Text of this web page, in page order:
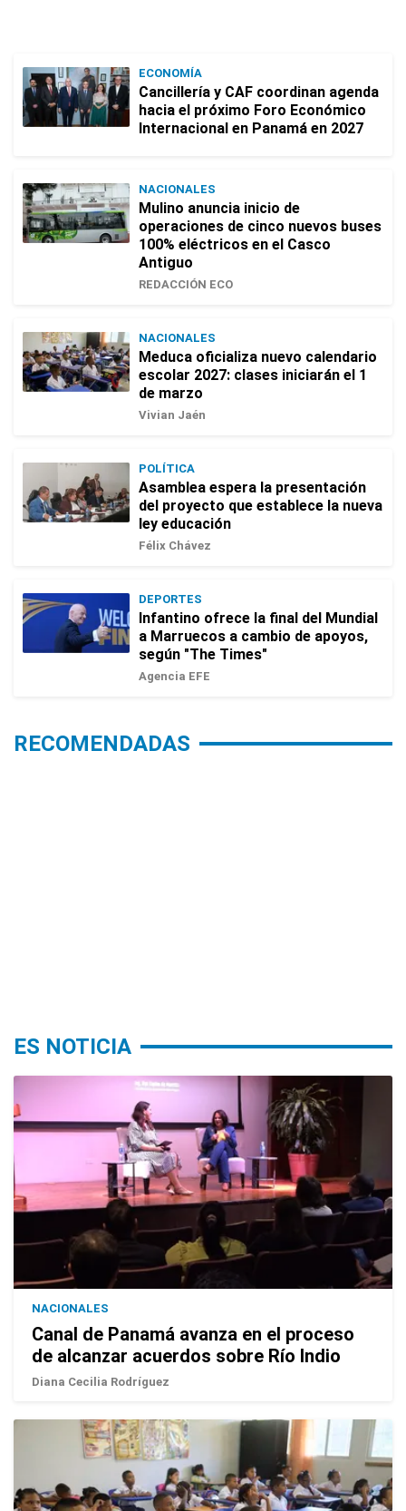
ECONOMÍA
Cancillería y CAF coordinan agenda
hacia el próximo Foro Económico
Internacional en Panamá en 2027
NACIONALES
Mulino anuncia inicio de
operaciones de cinco nuevos buses
100% eléctricos en el Casco
Antiguo
REDACCIÓN ECO
NACIONALES
Meduca oficializa nuevo calendario
escolar 2027: clases iniciarán el 1
de marzo
Vivian Jaén
POLÍTICA
Asamblea espera la presentación
del proyecto que establece la nueva
ley educación
Félix Chávez
DEPORTES
Infantino ofrece la final del Mundial
a Marruecos a cambio de apoyos,
según "The Times"
Agencia EFE
RECOMENDADAS
ES NOTICIA
NACIONALES
Canal de Panamá avanza en el proceso
de alcanzar acuerdos sobre Río Indio
Diana Cecilia Rodríguez